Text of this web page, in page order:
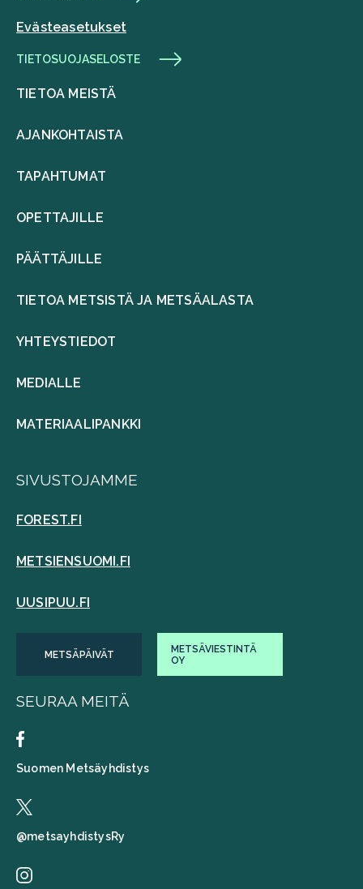
Evästeasetukset
TIETOSUOJASELOSTE
TIETOA MEISTÄ
AJANKOHTAISTA
TAPAHTUMAT
OPETTAJILLE
PÄÄTTÄJILLE
TIETOA METSISTÄ JA METSÄALASTA
YHTEYSTIEDOT
MEDIALLE
MATERIAALIPANKKI
SIVUSTOJAMME
FOREST.FI
METSIENSUOMI.FI
UUSIPUU.FI
METSÄPÄIVÄT
METSÄVIESTINTÄ
OY
SEURAA MEITÄ
Suomen Metsäyhdistys
@metsayhdistysRy